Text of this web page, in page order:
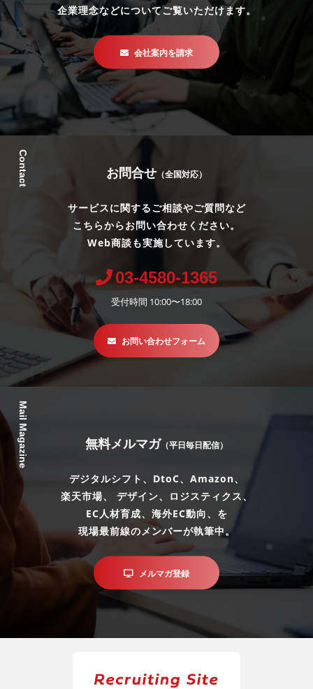
企業理念などについてご覧いただけます。
会社案内を請求
Contact お問合せ （全国対応）
サービスに関するご相談やご質問など
こちらからお問い合わせください。
Web商談も実施しています。
03-4580-1365
受付時間 10:00〜18:00
お問い合わせフォーム
Mail Magazine 無料メルマガ （平日毎日配信）
デジタルシフト、DtoC、Amazon、
楽天市場、 デザイン、ロジスティクス、
EC人材育成、海外EC動向、を
現場最前線のメンバーが執筆中。
メルマガ登録